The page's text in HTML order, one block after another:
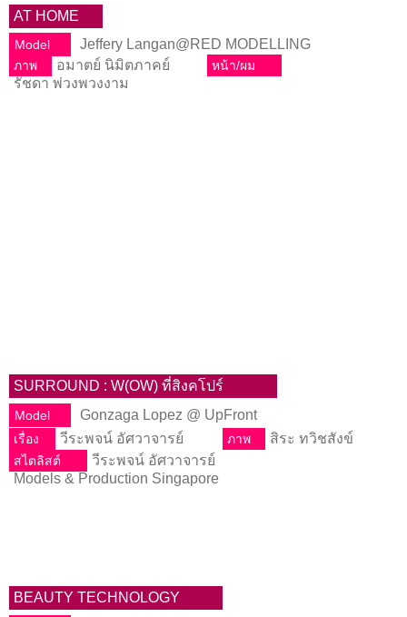
AT HOME
Model Jeffery Langan@RED MODELLING
ภาพ อมาตย์ นิมิตภาคย์ หน้า/ผม
รัชดา พ่วงพวงงาม
SURROUND : W(OW) ที่สิงคโปร์
Model Gonzaga Lopez @ UpFront
เรื่อง วีระพจน์ อัศวาจารย์ ภาพ สิระ ทวิชสังข์
สไตลิสต์
วีระพจน์ อัศวาจารย์
Models & Production Singapore
BEAUTY TECHNOLOGY